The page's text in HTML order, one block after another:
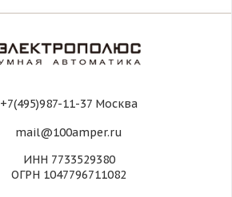
+7(495)987-11-37 Москва
mail@100amper.ru
ИНН 7733529380
ОГРН 1047796711082